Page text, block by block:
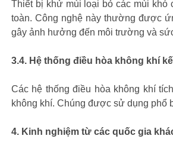
Thiết bị khử mùi loại bỏ các mùi khó
toàn. Công nghệ này thường được
gây ảnh hưởng đến môi trường và
3.4. Hệ thống điều hòa không khí
Các hệ thống điều hòa không khí
không khí. Chúng được sử dụng phổ
4. Kinh nghiệm từ các quốc gia